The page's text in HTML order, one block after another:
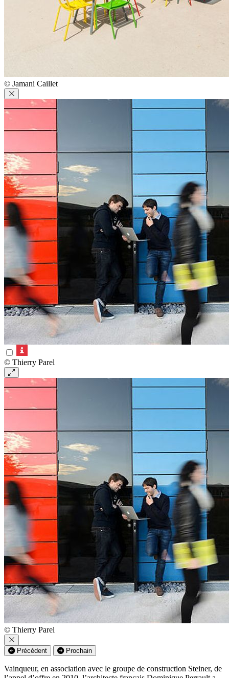
© Jamani Caillet
© Thierry Parel
© Thierry Parel
Précédent Prochain
Vainqueur, en association avec le groupe de construction Steiner, de